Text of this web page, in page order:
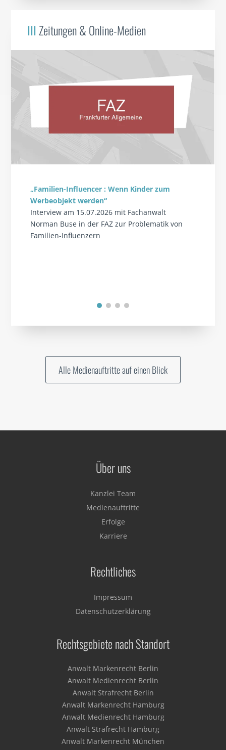
IIIZeitungen & Online-Medien
„Familien-Influencer : Wenn Kinder zum
Werbeobjekt werden“
Interview am 15.07.2026 mit Fachanwalt
Norman Buse in der FAZ zur Problematik von
Familien-Influenzern
Alle Medienauftritte auf einen Blick
Über uns
Kanzlei Team
Medienauftritte
Erfolge
Karriere
Rechtliches
Impressum
Datenschutzerklärung
Rechtsgebiete nach Standort
Anwalt Markenrecht Berlin
Anwalt Medienrecht Berlin
Anwalt Strafrecht Berlin
Anwalt Markenrecht Hamburg
Anwalt Medienrecht Hamburg
Anwalt Strafrecht Hamburg
Anwalt Markenrecht München